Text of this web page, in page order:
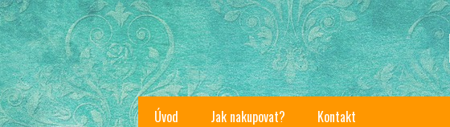
Úvod Jak nakupovat? Kontakt